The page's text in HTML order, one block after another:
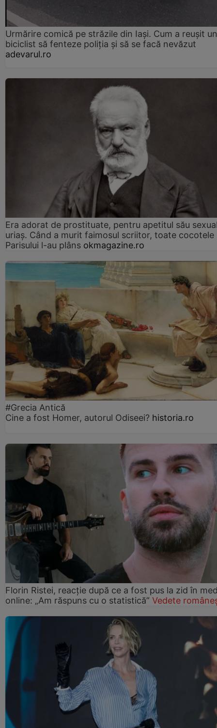
Urmărire comică pe străzile din Iași. Cum a reușit un
biciclist să fenteze poliția și să se facă nevăzut
adevarul.ro
Era adorat de prostituate, pentru apetitul său
uriaș. Când a murit faimosul scriitor, toate cocotele
Parisului l-au plâns okmagazine.ro
#Grecia Antică
Cine a fost Homer, autorul Odiseei? historia.ro
Florin Ristei, reacție după ce a fost pus la zid în
online: „Am răspuns cu o statistică” Vedete